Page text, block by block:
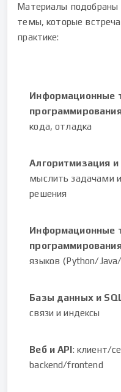
Материалы подобраны
темы, которые
практике:
Информационные
кода, отладка
Алгоритмизация
мыслить задачами
решения
Информационные
языков (Python/
Базы данных и
связи и индексы
Веб и API: клиент/
backend/frontend